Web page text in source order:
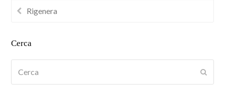
Rigenera
Cerca